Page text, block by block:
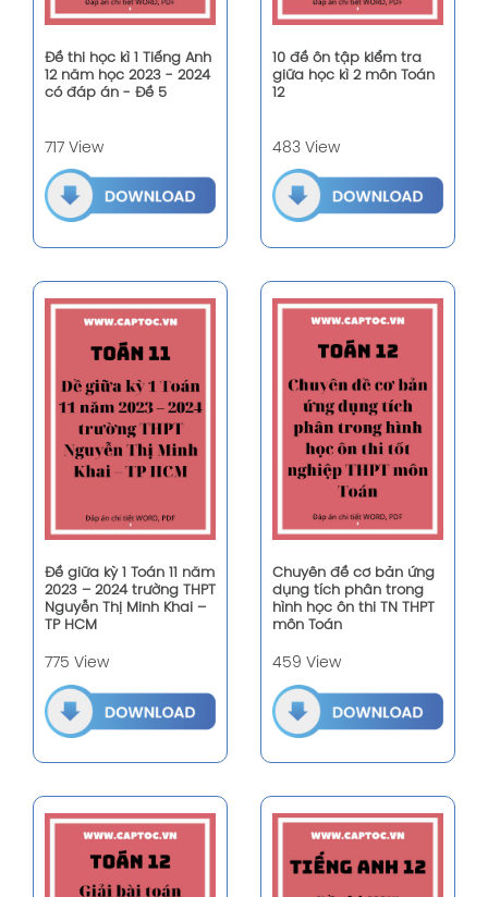
Đề thi học kì 1 Tiếng Anh
12 năm học 2023 - 2024
có đáp án - Đề 5
717 View
10 đề ôn tập kiểm tra
giữa học kì 2 môn Toán
12
483 View
Đề giữa kỳ 1 Toán 11 năm
2023 – 2024 trường THPT
Nguyễn Thị Minh Khai –
TP HCM
775 View
Chuyên đề cơ bản ứng
dụng tích phân trong
hình học ôn thi TN THPT
môn Toán
459 View